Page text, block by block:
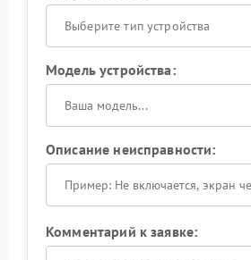
Выберите тип устройства
Модель устройства:
Описание неисправности:
Комментарий к заявке: